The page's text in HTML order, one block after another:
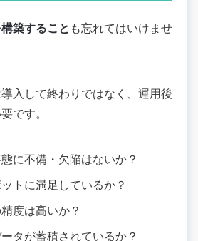
築すること も忘れてはいけませ
入して終わりではなく、運用後
です。
に不備・欠陥はないか？
トに満足しているか？
度は高いか？
タが蓄積されているか？